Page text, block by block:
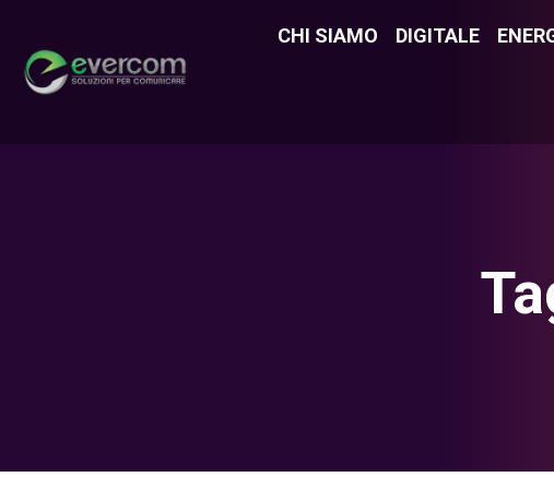
CHI SIAMO DIGITALE
CHI SIAMO DIGITALE